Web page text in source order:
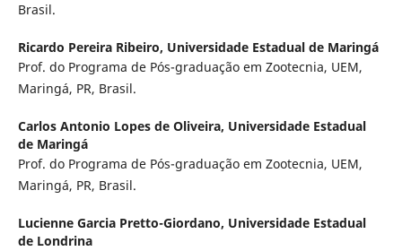
Brasil.
Ricardo Pereira Ribeiro, Universidade Estadual de Maringá
Prof. do Programa de Pós-graduação em Zootecnia, UEM,
Maringá, PR, Brasil.
Carlos Antonio Lopes de Oliveira, Universidade Estadual
de Maringá
Prof. do Programa de Pós-graduação em Zootecnia, UEM,
Maringá, PR, Brasil.
Lucienne Garcia Pretto-Giordano, Universidade Estadual
de Londrina